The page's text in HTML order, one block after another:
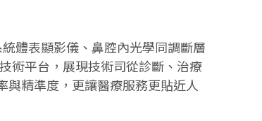
體表顯影儀、鼻腔內光學同調斷層
術平台，展現技術司從診斷、治療
精準度，更讓醫療服務更貼近人